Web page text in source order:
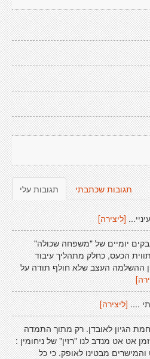
תגובות עלי תגובות שכתבתי
[ליצירה]
יומיים של "משפחה שכולה"
הכעס, כחלק מתהליך עיבוד
ההשלמה העצב שלא חולף תודה על
....[ליצירה]
הגיון לאובדן. רק מתוך התמדה
אט אט מנדב לנו "רזין" של ניחומין :
מבטינו לאופק. כי כל